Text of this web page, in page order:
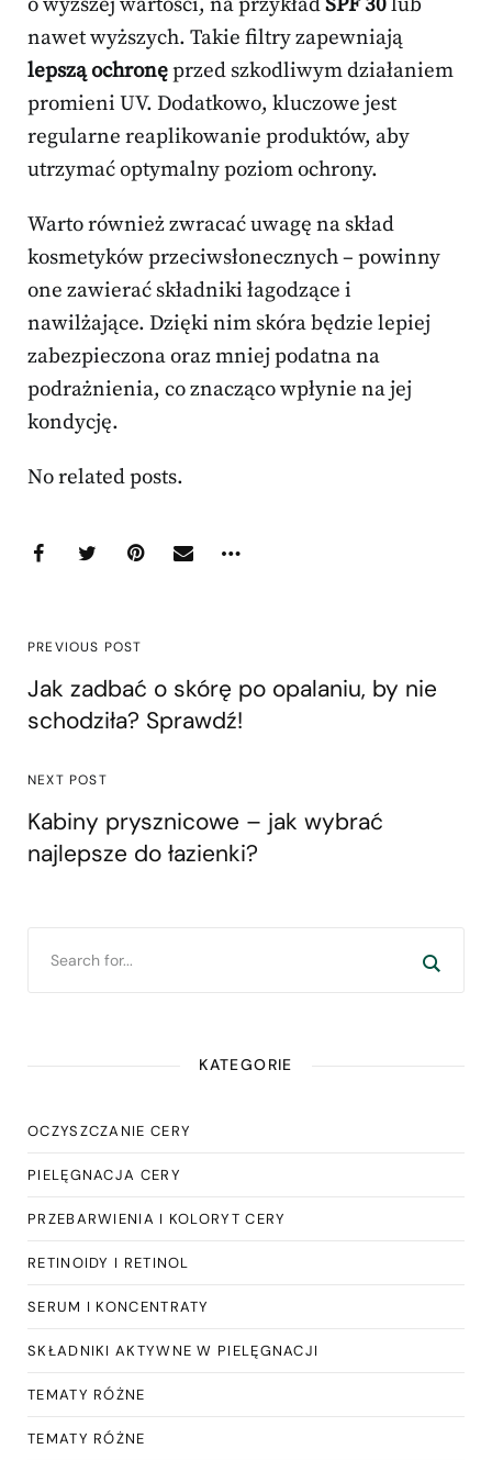
o wyższej wartości, na przykładSPF 30lub
nawet wyższych. Takie filtry zapewniają
lepszą ochronęprzed szkodliwym działaniem
promieni UV. Dodatkowo, kluczowe jest
regularne reaplikowanie produktów, aby
utrzymać optymalny poziom ochrony.
Warto również zwracać uwagę na skład
kosmetyków przeciwsłonecznych – powinny
one zawierać składniki łagodzące i
nawilżające. Dzięki nim skóra będzie lepiej
zabezpieczona oraz mniej podatna na
podrażnienia, co znacząco wpłynie na jej
kondycję.
No related posts.
PREVIOUS POST
Jak zadbać o skórę po opalaniu, by nie
schodziła? Sprawdź!
NEXT POST
Kabiny prysznicowe – jak wybrać
najlepsze do łazienki?
KATEGORIE
OCZYSZCZANIE CERY
PIELĘGNACJA CERY
PRZEBARWIENIA I KOLORYT CERY
RETINOIDY I RETINOL
SERUM I KONCENTRATY
SKŁADNIKI AKTYWNE W PIELĘGNACJI
TEMATY RÓŻNE
TEMATY RÓŻNE